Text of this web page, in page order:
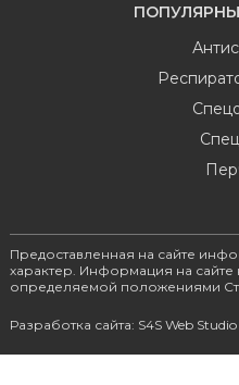
Предоставленная на сайте
характер. Информация на
определяемой положениями
Разработка сайта: S4S Web Studio